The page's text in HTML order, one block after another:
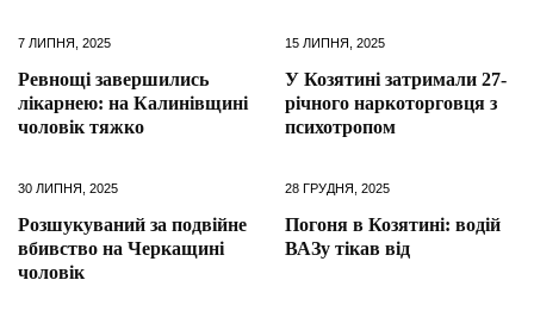
7 ЛИПНЯ, 2025
Ревнощі завершились
лікарнею: на Калинівщині
чоловік тяжко
15 ЛИПНЯ, 2025
У Козятині затримали 27-
річного наркоторговця з
психотропом
30 ЛИПНЯ, 2025
Розшукуваний за подвійне
вбивство на Черкащині
чоловік
28 ГРУДНЯ, 2025
Погоня в Козятині: водій
ВАЗу тікав від